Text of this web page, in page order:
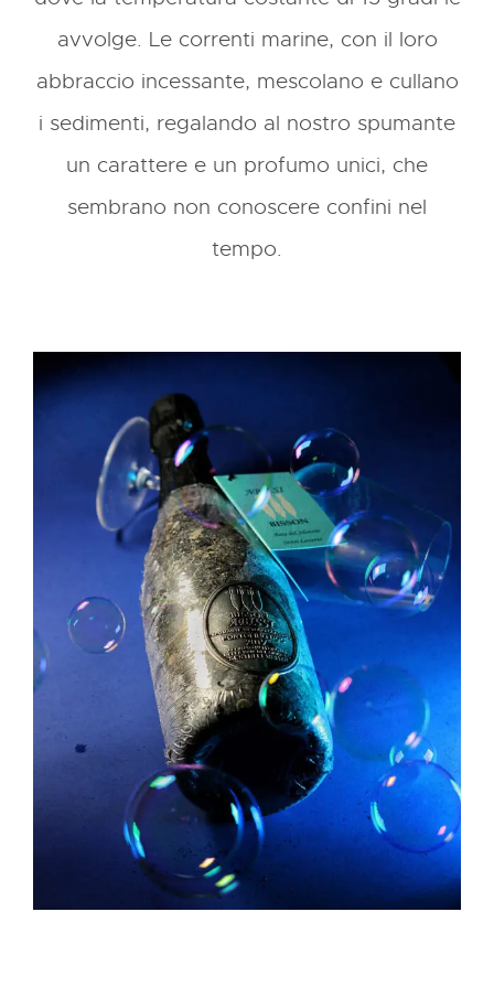
avvolge. Le correnti marine, con il loro
abbraccio incessante, mescolano e cullano
i sedimenti, regalando al nostro spumante
un carattere e un profumo unici, che
sembrano non conoscere confini nel
tempo.